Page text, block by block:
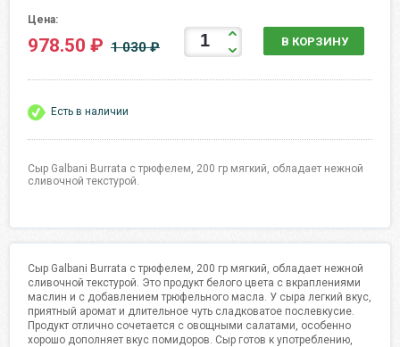
Цена:
978.50 ₽ 1 030 ₽ В КОРЗИНУ
Есть в наличии
Сыр Galbani Burrata с трюфелем, 200 гр мягкий, обладает нежной
сливочной текстурой.
Сыр Galbani Burrata с трюфелем, 200 гр мягкий, обладает нежной
сливочной текстурой. Это продукт белого цвета с вкраплениями
маслин и с добавлением трюфельного масла. У сыра легкий вкус,
приятный аромат и длительное чуть сладковатое послевкусие.
Продукт отлично сочетается с овощными салатами, особенно
хорошо дополняет вкус помидоров. Сыр готов к употреблению,